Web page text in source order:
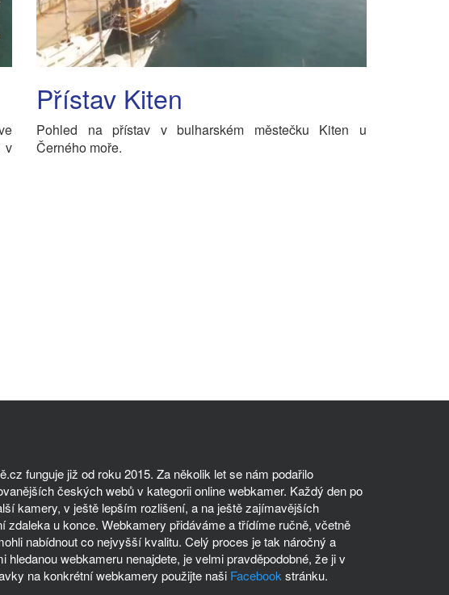
v
Přístav Kiten
Pohled na přístav v bulharském městečku Kiten u
Černého moře.
funguje již od roku 2015. Za několik let se nám podařilo
českých webů v kategorii online webkamer. Každý den po
kamery, v ještě lepším rozlišení, a na ještě zajímavějších
zdaleka u konce. Webkamery přidáváme a třídíme ručně, včetně
nabídnout co nejvyšší kvalitu. Celý proces je tak náročný a
hledanou webkameru nenajdete, je velmi pravděpodobné, že ji v
na konkrétní webkamery použijte naši Facebook stránku.